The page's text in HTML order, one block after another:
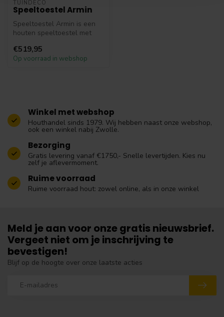
TUINDECO
Speeltoestel Armin
Speeltoestel Armin is een
houten speeltoestel met
B127xD127xH3...
€519,95
Op voorraad in webshop
Winkel met webshop
Houthandel sinds 1979. Wij hebben naast onze webshop,
ook een winkel nabij Zwolle.
Bezorging
Gratis levering vanaf €1750,- Snelle levertijden. Kies nu
zelf je aflevermoment.
Ruime voorraad
Ruime voorraad hout: zowel online, als in onze winkel
Meld je aan voor onze gratis nieuwsbrief.
Vergeet niet om je inschrijving te
bevestigen!
Blijf op de hoogte over onze laatste acties